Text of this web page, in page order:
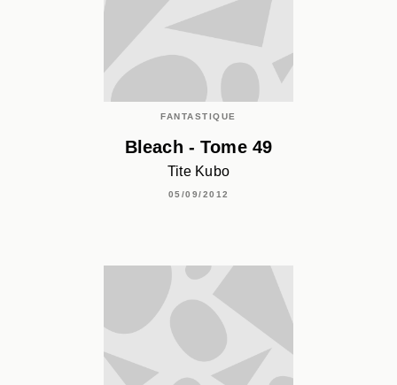
FANTASTIQUE
Bleach - Tome 49
Tite Kubo
05/09/2012